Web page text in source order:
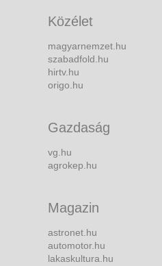
Közélet
magyarnemzet.hu
szabadfold.hu
hirtv.hu
origo.hu
Gazdaság
vg.hu
agrokep.hu
Magazin
astronet.hu
automotor.hu
lakaskultura.hu